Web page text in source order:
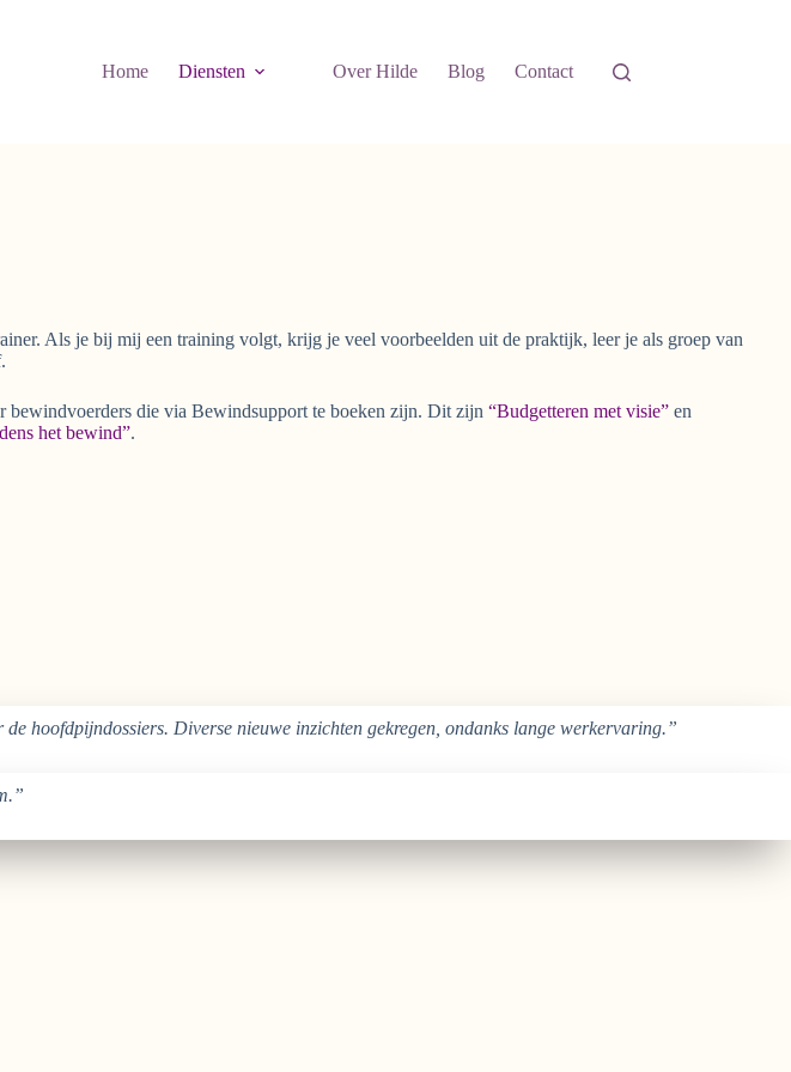
Home Diensten Over Hilde Blog Contact
Als je bij mij een training volgt, krijg je veel voorbeelden uit de praktijk, leer je als groep van
bewindvoerders die via Bewindsupport te boeken zijn. Dit zijn “Budgetteren met visie”en
het bewind”.
hoofdpijndossiers. Diverse nieuwe inzichten gekregen, ondanks lange werkervaring.”